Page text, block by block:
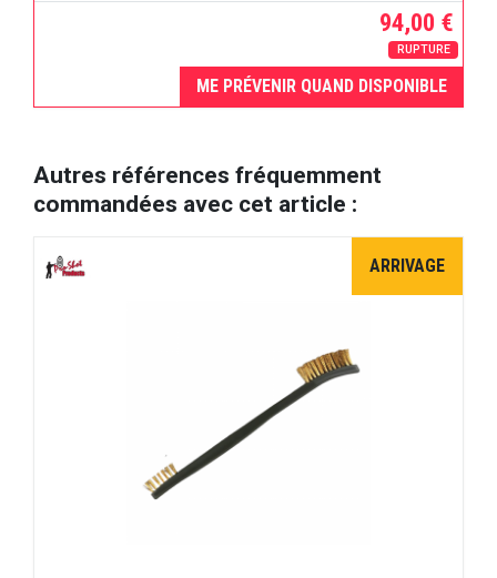
94,00 €
RUPTURE
ME PRÉVENIR QUAND DISPONIBLE
Autres références fréquemment
commandées avec cet article :
ARRIVAGE